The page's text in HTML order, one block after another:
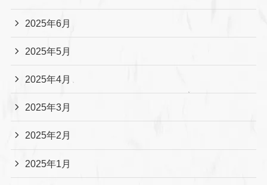
2025年6月
2025年5月
2025年4月
2025年3月
2025年2月
2025年1月